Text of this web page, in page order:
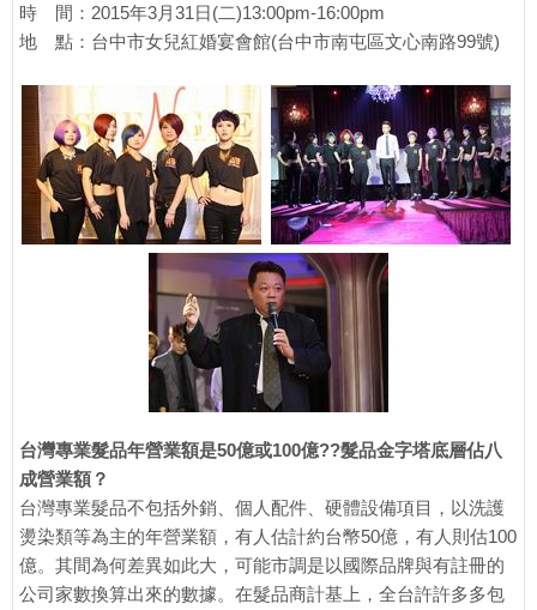
時 間：2015年3月31日(二)13:00pm-16:00pm
地 點：台中市女兒紅婚宴會館(台中市南屯區文心南路99號)
台灣專業髮品年營業額是50億或100億??髮品金字塔底層佔八
成營業額？
台灣專業髮品不包括外銷、個人配件、硬體設備項目，以洗護
燙染類等為主的年營業額，有人估計約台幣50億，有人則估100
億。其間為何差異如此大，可能市調是以國際品牌與有註冊的
公司家數換算出來的數據。在髮品商計基上，全台許許多多包